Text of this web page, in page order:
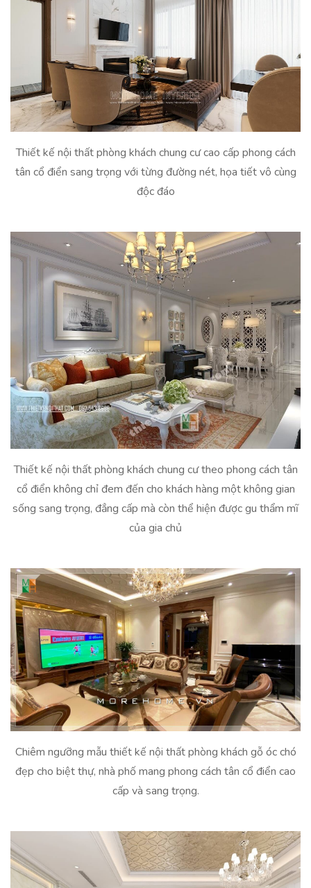
Thiết kế nội thất phòng khách chung cư cao cấp phong cách
tân cổ điển sang trọng với từng đường nét, họa tiết vô cùng
độc đáo
Thiết kế nội thất phòng khách chung cư theo phong cách tân
cổ điển không chỉ đem đến cho khách hàng một không gian
sống sang trọng, đẳng cấp mà còn thể hiện được gu thẩm mĩ
của gia chủ
Chiêm ngưỡng mẫu thiết kế nội thất phòng khách gỗ óc chó
đẹp cho biệt thự, nhà phố mang phong cách tân cổ điển cao
cấp và sang trọng.